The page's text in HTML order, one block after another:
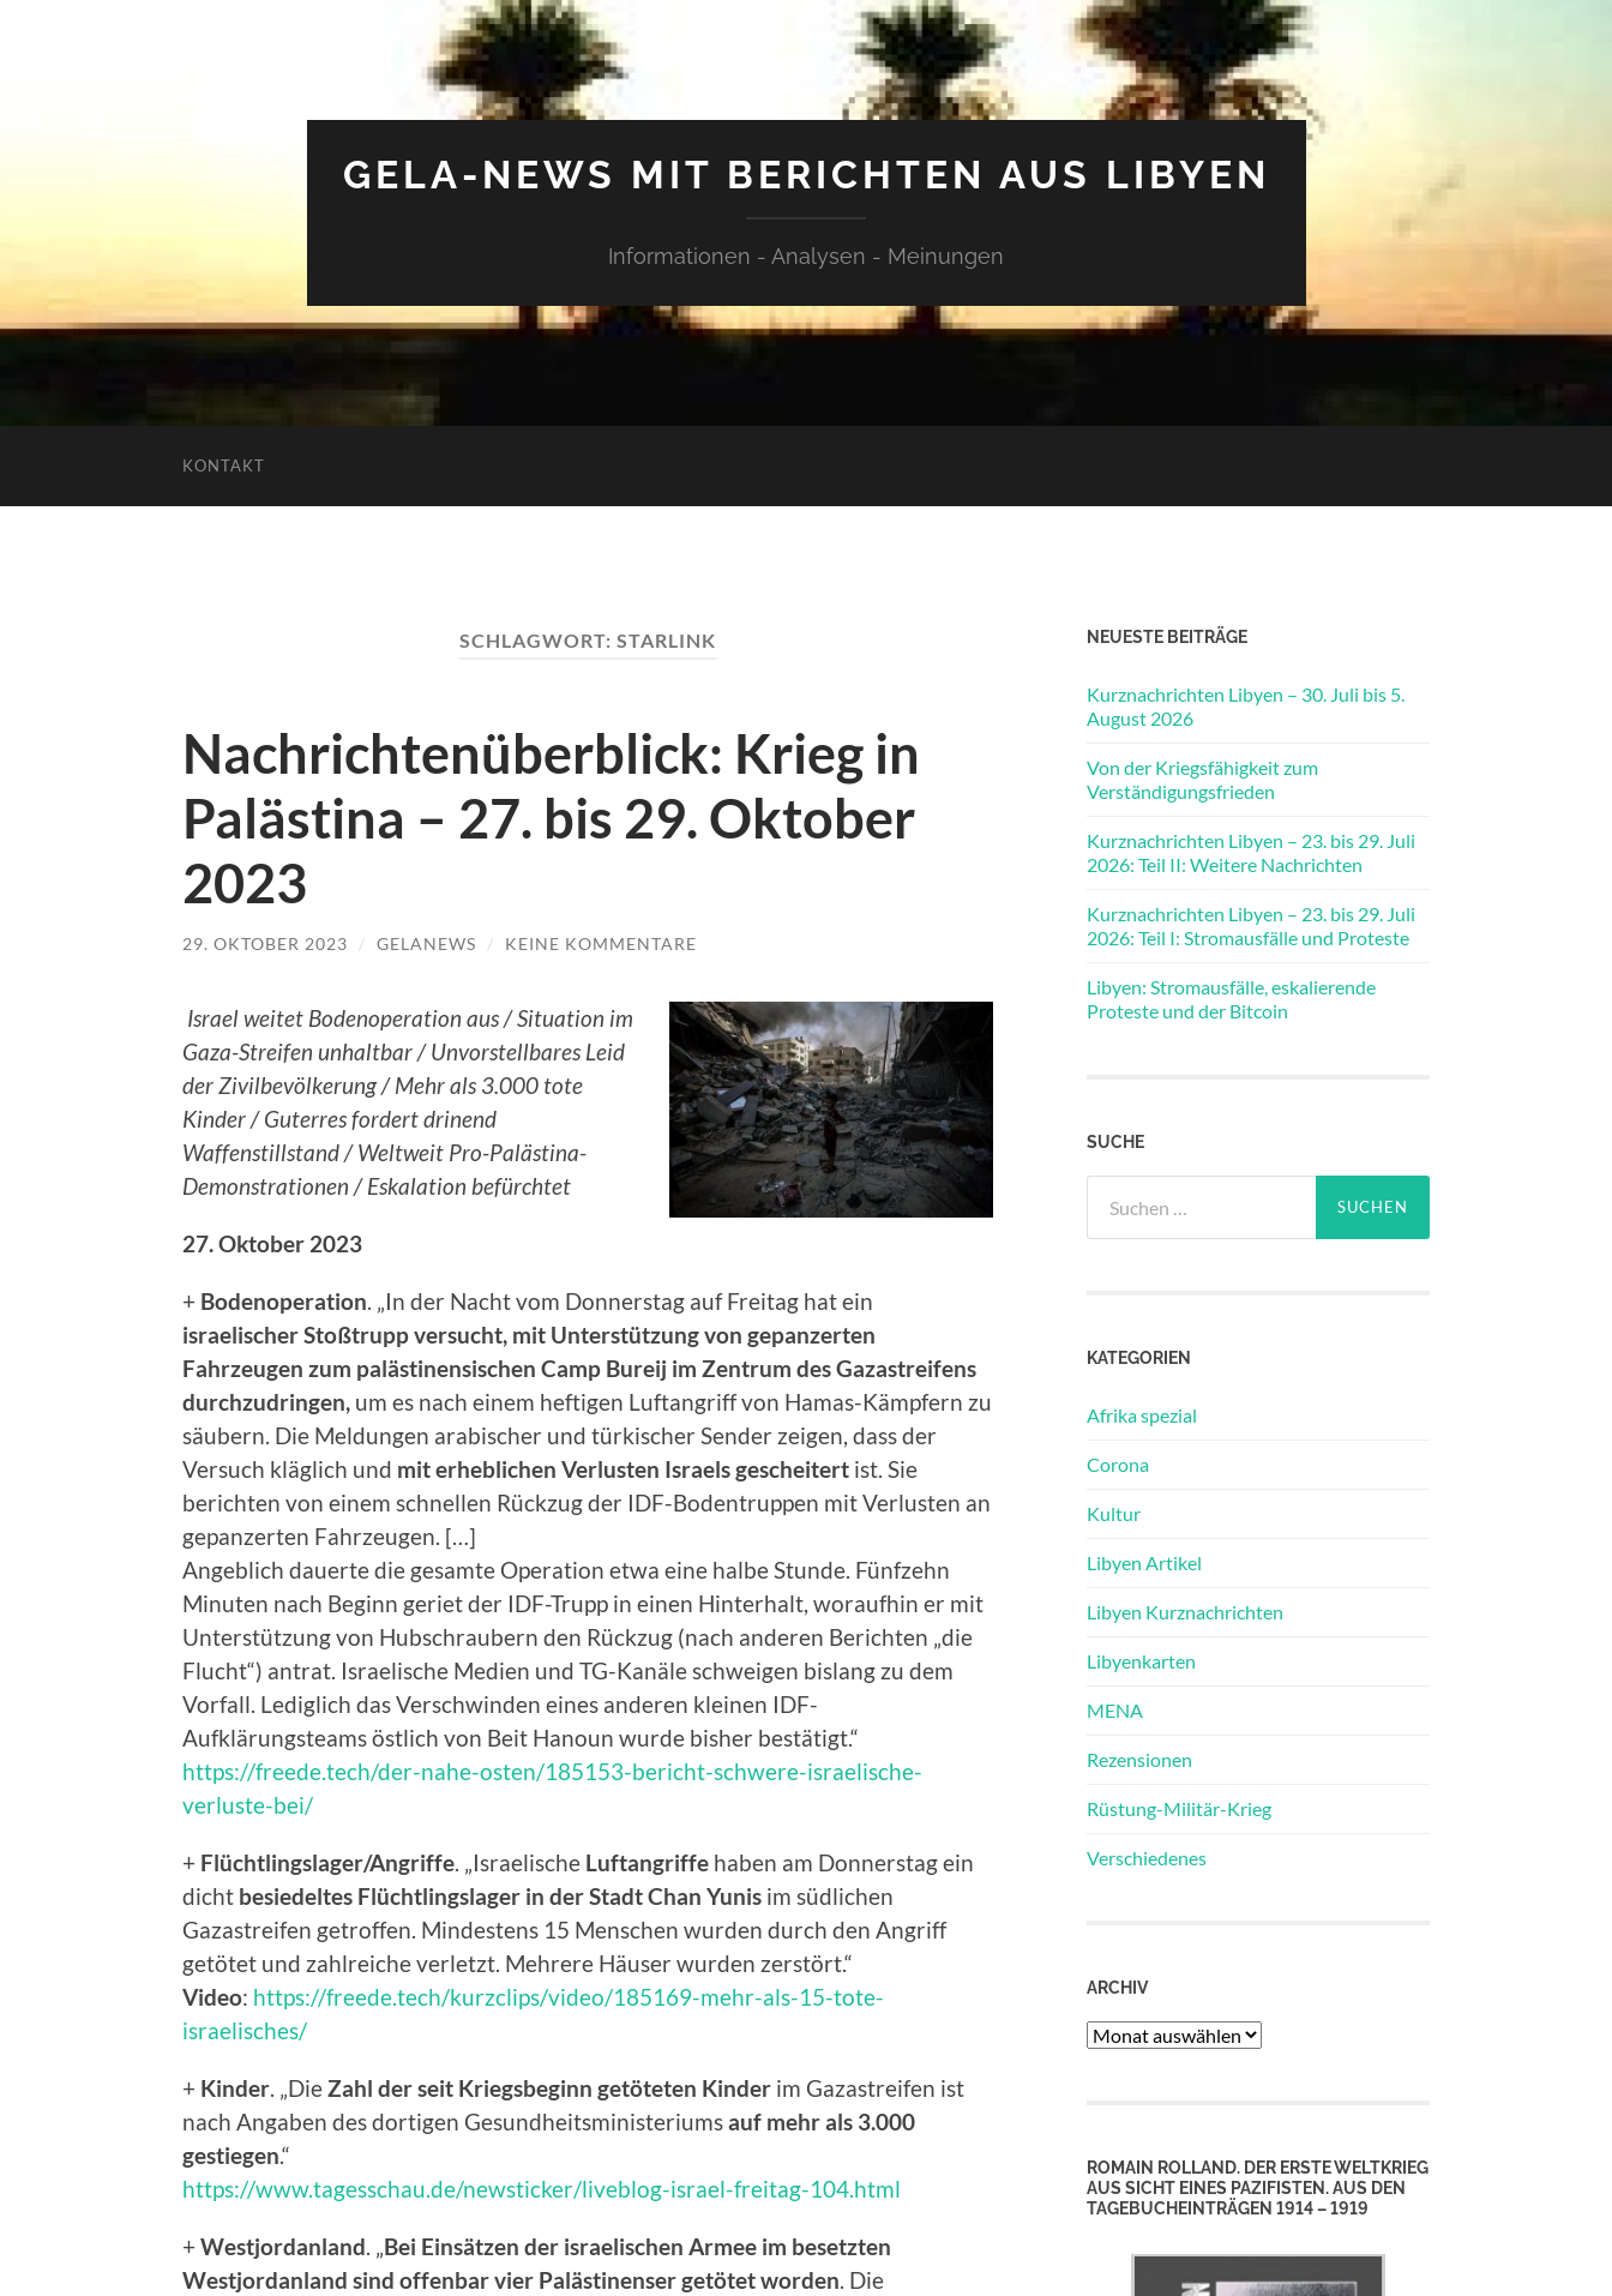
GELA-NEWS MIT BERICHTEN AUS LIBYEN
Informationen - Analysen - Meinungen
KONTAKT
SCHLAGWORT: STARLINK
Nachrichtenüberblick: Krieg in
Palästina – 27. bis 29. Oktober
2023
29. OKTOBER 2023 / GELANEWS / KEINE KOMMENTARE
Israel weitet Bodenoperation aus / Situation im
Gaza-Streifen unhaltbar / Unvorstellbares Leid
der Zivilbevölkerung / Mehr als 3.000 tote
Kinder / Guterres fordert drinend
Waffenstillstand / Weltweit Pro-Palästina-
Demonstrationen / Eskalation befürchtet
27. Oktober 2023
+ Bodenoperation. „In der Nacht vom Donnerstag auf Freitag hat ein
israelischer Stoßtrupp versucht, mit Unterstützung von gepanzerten
Fahrzeugen zum palästinensischen Camp Bureij im Zentrum des Gazastreifens
durchzudringen, um es nach einem heftigen Luftangriff von Hamas-Kämpfern zu
säubern. Die Meldungen arabischer und türkischer Sender zeigen, dass der
Versuch kläglich und mit erheblichen Verlusten Israels gescheitert ist. Sie
berichten von einem schnellen Rückzug der IDF-Bodentruppen mit Verlusten an
gepanzerten Fahrzeugen. […]
Angeblich dauerte die gesamte Operation etwa eine halbe Stunde. Fünfzehn
Minuten nach Beginn geriet der IDF-Trupp in einen Hinterhalt, woraufhin er mit
Unterstützung von Hubschraubern den Rückzug (nach anderen Berichten „die
Flucht“) antrat. Israelische Medien und TG-Kanäle schweigen bislang zu dem
Vorfall. Lediglich das Verschwinden eines anderen kleinen IDF-
Aufklärungsteams östlich von Beit Hanoun wurde bisher bestätigt.“
https://freede.tech/der-nahe-osten/185153-bericht-schwere-israelische-
verluste-bei/
+ Flüchtlingslager/Angriffe. „Israelische Luftangriffe haben am Donnerstag ein
dicht besiedeltes Flüchtlingslager in der Stadt Chan Yunis im südlichen
Gazastreifen getroffen. Mindestens 15 Menschen wurden durch den Angriff
getötet und zahlreiche verletzt. Mehrere Häuser wurden zerstört.“
Video: https://freede.tech/kurzclips/video/185169-mehr-als-15-tote-
israelisches/
+ Kinder. „DieZahl der seit Kriegsbeginn getöteten Kinder im Gazastreifen ist
nach Angaben des dortigen Gesundheitsministeriumsauf mehr als 3.000
gestiegen.“
https://www.tagesschau.de/newsticker/liveblog-israel-freitag-104.html
+ Westjordanland. „Bei Einsätzen der israelischen Armee im besetzten
Westjordanland sind offenbar vier Palästinenser getötet worden. Die
NEUESTE BEITRÄGE
Kurznachrichten Libyen – 30. Juli bis 5.
August 2026
Von der Kriegsfähigkeit zum
Verständigungsfrieden
Kurznachrichten Libyen – 23. bis 29. Juli
2026: Teil II: Weitere Nachrichten
Kurznachrichten Libyen – 23. bis 29. Juli
2026: Teil I: Stromausfälle und Proteste
Libyen: Stromausfälle, eskalierende
Proteste und der Bitcoin
SUCHE
nach:
KATEGORIEN
Afrika spezial
Corona
Kultur
Libyen Artikel
Libyen Kurznachrichten
Libyenkarten
MENA
Rezensionen
Rüstung-Militär-Krieg
Verschiedenes
ARCHIV
Archiv
ROMAIN ROLLAND. DER ERSTE WELTKRIEG
AUS SICHT EINES PAZIFISTEN. AUS DEN
TAGEBUCHEINTRÄGEN 1914 – 1919